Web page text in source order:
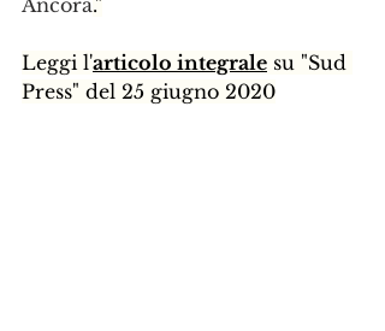
Ancora."
Leggi l'articolo integrale su "Sud
Press" del 25 giugno 2020